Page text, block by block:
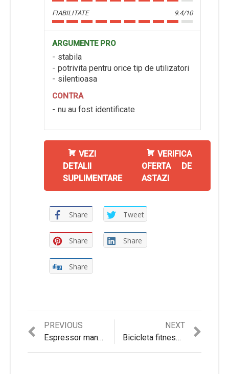
FIABILITATE 9.4/10
ARGUMENTE PRO
stabila
potrivita pentru orice tip de utilizatori
silentioasa
CONTRA
nu au fost identificate
VEZI
DETALII
SUPLIMENTARE
VERIFICA
OFERTA DE
ASTAZI
Share Tweet
Share Share
Share
Navigare
PREVIOUS
Previous
post:
Espressor manual DeLonghi EC221.R, Dispozitiv spumare, Sistem cappuccino, 15 Bar, 1 l, Oprire automata, Rosu
NEXT
post:
Bicicleta fitness Xplorer Arrow, volanta 7 kg